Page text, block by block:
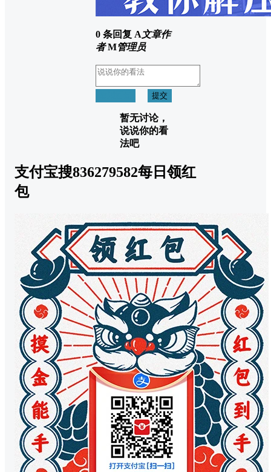
0 条回复 A文章作
者 M管理员
提交
暂无讨论，
说说你的看
法吧
支付宝搜836279582每日领红
包